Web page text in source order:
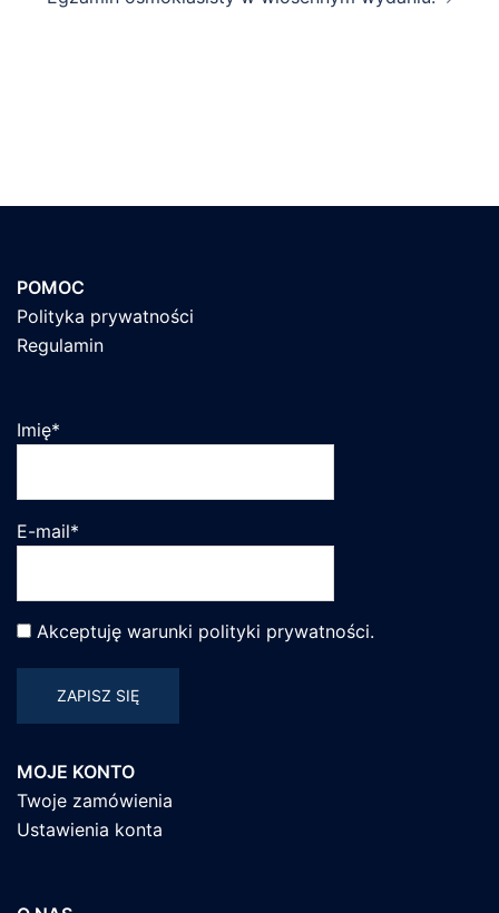
POMOC
Polityka prywatności
Regulamin
Imię*
E-mail*
Akceptuję warunki polityki prywatności.
MOJE KONTO
Twoje zamówienia
Ustawienia konta